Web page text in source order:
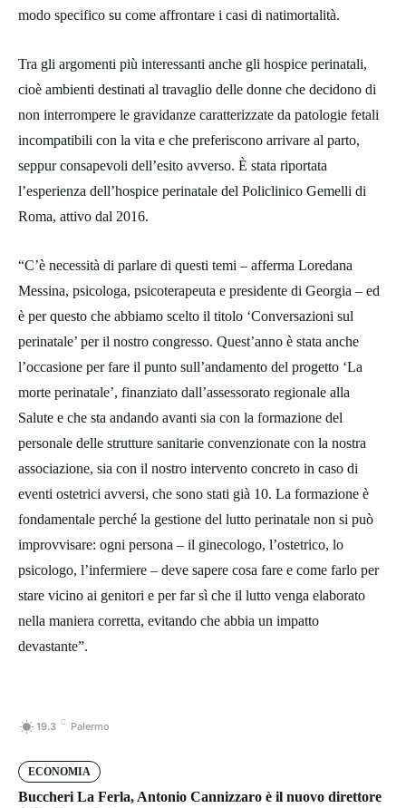
modo specifico su come affrontare i casi di natimortalità.
Tra gli argomenti più interessanti anche gli hospice perinatali,
cioè ambienti destinati al travaglio delle donne che decidono di
non interrompere le gravidanze caratterizzate da patologie fetali
incompatibili con la vita e che preferiscono arrivare al parto,
seppur consapevoli dell’esito avverso. È stata riportata
l’esperienza dell’hospice perinatale del Policlinico Gemelli di
Roma, attivo dal 2016.
“C’è necessità di parlare di questi temi – afferma Loredana
Messina, psicologa, psicoterapeuta e presidente di Georgia – ed
è per questo che abbiamo scelto il titolo ‘Conversazioni sul
perinatale’ per il nostro congresso. Quest’anno è stata anche
l’occasione per fare il punto sull’andamento del progetto ‘La
morte perinatale’, finanziato dall’assessorato regionale alla
Salute e che sta andando avanti sia con la formazione del
personale delle strutture sanitarie convenzionate con la nostra
associazione, sia con il nostro intervento concreto in caso di
eventi ostetrici avversi, che sono stati già 10. La formazione è
fondamentale perché la gestione del lutto perinatale non si può
improvvisare: ogni persona – il ginecologo, l’ostetrico, lo
psicologo, l’infermiere – deve sapere cosa fare e come farlo per
stare vicino ai genitori e per far sì che il lutto venga elaborato
nella maniera corretta, evitando che abbia un impatto
devastante”.
19.3 C Palermo
ECONOMIA
Buccheri La Ferla, Antonio Cannizzaro è il nuovo direttore